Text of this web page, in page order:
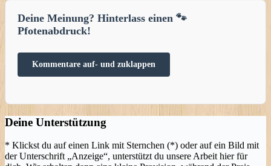
Kommentare auf- und zuklappen
Deine Unterstützung
* Klickst du auf einen Link mit Sternchen (*) oder auf ein Bild mit
der Unterschrift „Anzeige“, unterstützt du unsere Arbeit hier für